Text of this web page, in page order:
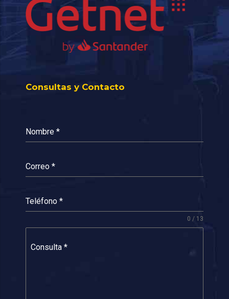
Consultas y Contacto
Nombre *
Correo *
Teléfono *
0 / 13
Consulta *